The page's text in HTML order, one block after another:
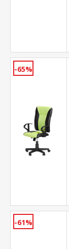
-65%
-61%